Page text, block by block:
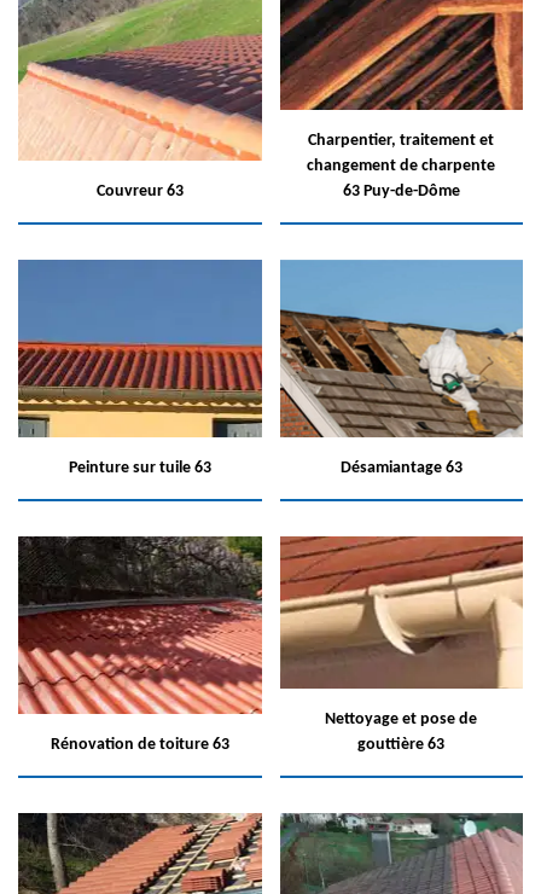
Couvreur 63
Charpentier, traitement et
changement de charpente
63 Puy-de-Dôme
Peinture sur tuile 63 Désamiantage 63
Rénovation de toiture 63
Nettoyage et pose de
gouttière 63